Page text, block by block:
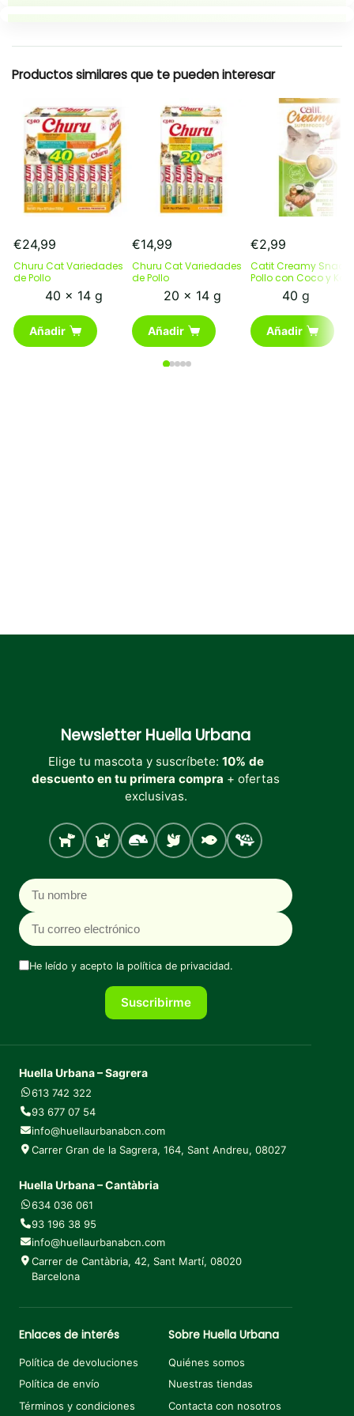
Productos similares que te pueden interesar
€24,99
Churu Cat Variedades
de Pollo
40 x 14 g
Añadir
€14,99
Churu Cat Variedades
de Pollo
20 x 14 g
Añadir
€2,99
Catit Creamy Snack
Pollo con Coco y Kale
40 g
Añadir
Newsletter Huella Urbana
Elige tu mascota y suscríbete: 10% de
descuento en tu primera compra + ofertas
exclusivas.
Perro Gato Roedores
Aves PecesTortugas
Nombre
Correo electrónico
He leído y acepto la política de privacidad.
Suscribirme
Huella Urbana – Sagrera
613 742 322
93 677 07 54
info@huellaurbanabcn.com
Carrer Gran de la Sagrera, 164, Sant Andreu, 08027
Huella Urbana – Cantàbria
634 036 061
93 196 38 95
info@huellaurbanabcn.com
Carrer de Cantàbria, 42, Sant Martí, 08020
Barcelona
Enlaces de interés
Política de devoluciones
Política de envío
Términos y condiciones
Sobre Huella Urbana
Quiénes somos
Nuestras tiendas
Contacta con nosotros